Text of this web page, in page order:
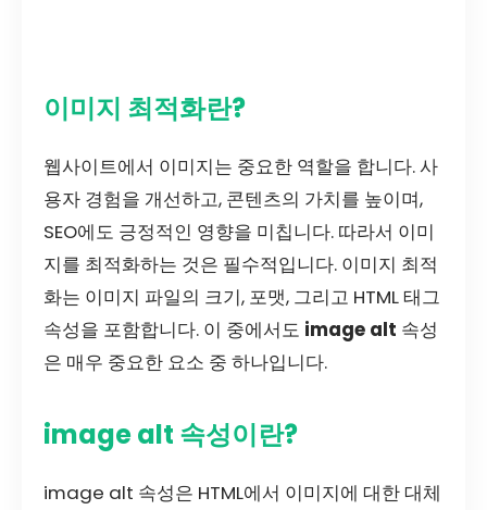
이미지 최적화란?
웹사이트에서 이미지는 중요한 역할을 합니다. 사
용자 경험을 개선하고, 콘텐츠의 가치를 높이며,
SEO에도 긍정적인 영향을 미칩니다. 따라서 이미
지를 최적화하는 것은 필수적입니다. 이미지 최적
화는 이미지 파일의 크기, 포맷, 그리고 HTML 태그
속성을 포함합니다. 이 중에서도 image alt 속성
은 매우 중요한 요소 중 하나입니다.
image alt 속성이란?
image alt 속성은 HTML에서 이미지에 대한 대체